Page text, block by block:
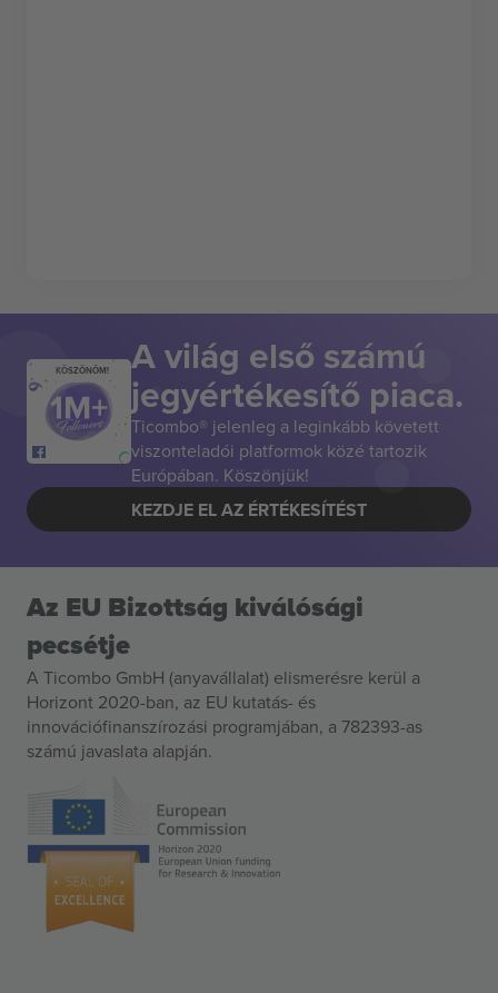
KÖSZÖNÖM! A világ első számú
jegyértékesítő piaca.
Ticombo® jelenleg a leginkább követett
viszonteladói platformok közé tartozik
Európában. Köszönjük!
KEZDJE EL AZ ÉRTÉKESÍTÉST
Az EU Bizottság kiválósági
pecsétje
A Ticombo GmbH (anyavállalat) elismerésre kerül a
Horizont 2020-ban, az EU kutatás- és
innovációfinanszírozási programjában, a 782393-as
számú javaslata alapján.